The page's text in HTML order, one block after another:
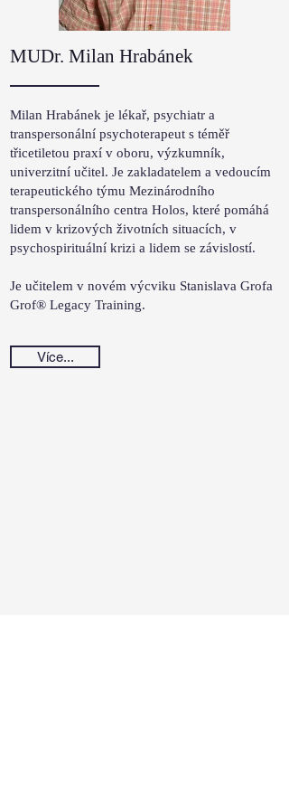
MUDr. Milan Hrabánek
Milan Hrabánek je lékař, psychiatr a
transpersonální psychoterapeut s téměř
třicetiletou praxí v oboru, výzkumník,
univerzitní učitel. Je zakladatelem a vedoucím
terapeutického týmu Mezinárodního
transpersonálního centra Holos, které pomáhá
lidem v krizových životních situacích, v
psychospirituální krizi a lidem se závislostí.
Je učitelem v novém výcviku Stanislava Grofa
Grof® Legacy Training.
Více...